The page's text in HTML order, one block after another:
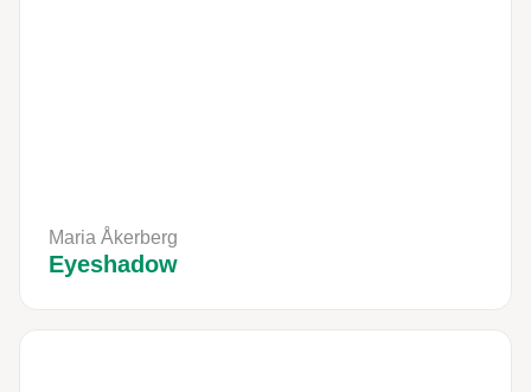
Maria Åkerberg
Eyeshadow